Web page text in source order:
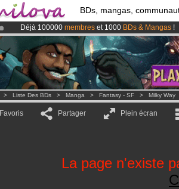
BDs, mangas,
Déjà 100000 membres et 1000 BDs & Mangas !
Abonnement premium: à partir de3.95 eurospar
LeKickstarter Amilova est désormais lancé
> Liste Des BDs > Manga > Fantasy - SF > Milky Way
Favoris Partager Plein écran
La page n'existe